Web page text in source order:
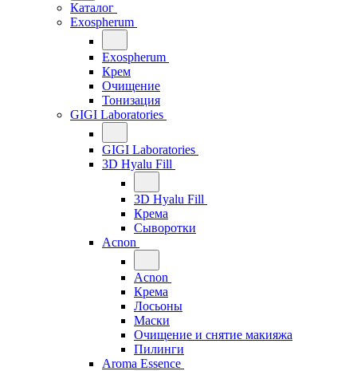
Каталог
Exospherum
Exospherum
Крем
Очищение
Тонизация
GIGI Laboratories
GIGI Laboratories
3D Hyalu Fill
3D Hyalu Fill
Крема
Сыворотки
Acnon
Acnon
Крема
Лосьоны
Маски
Очищение и снятие макияжа
Пилинги
Aroma Essence